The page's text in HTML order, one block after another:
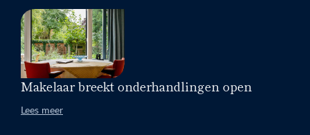
Makelaar breekt onderhandlingen open
Lees meer